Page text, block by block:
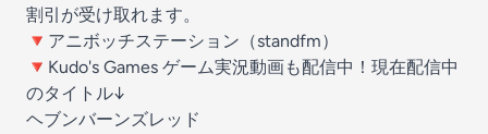
割引が受け取れます。
🔻アニボッチステーション（standfm）
🔻Kudo's Games ゲーム実況動画も配信中！現在配信中
のタイトル↓
ヘブンバーンズレッド